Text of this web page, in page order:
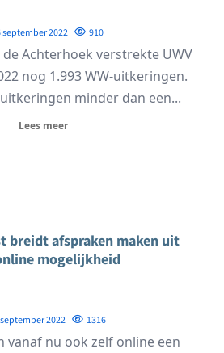
september 2022 910
de Achterhoek verstrekte UWV
nog 1.993 WW-uitkeringen.
minder dan een...
Lees meer
breidt afspraken maken uit
mogelijkheid
2022 1316
vanaf nu ook zelf online een